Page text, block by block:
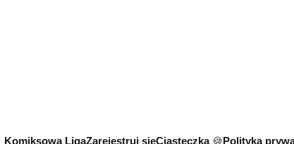
Komiksowa LigaZarejestruj sięCiasteczka 🍪Polityka